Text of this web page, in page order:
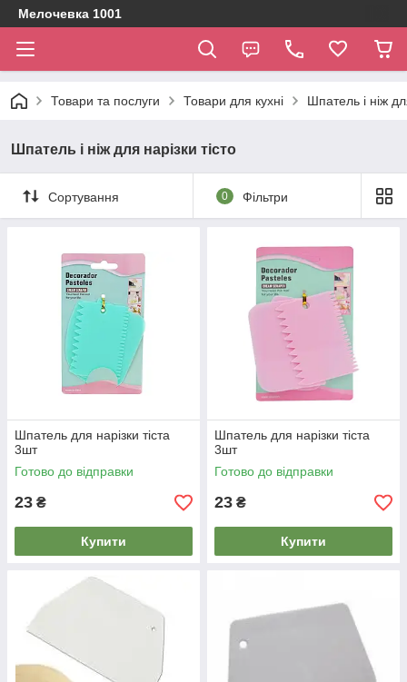
Мелочевка 1001
Товари та послуги Товари для кухні Шпатель і ніж
Шпатель і ніж для нарізки тісто
Сортування 0 Фільтри
Шпатель для нарізки тіста
3шт
Готово до відправки
23 ₴
Купити
Шпатель для нарізки тіста
3шт
Готово до відправки
23 ₴
Купити